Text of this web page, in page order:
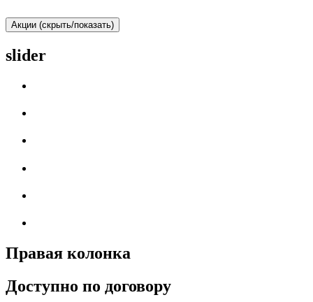
Акции (скрыть/показать)
slider
Правая колонка
Доступно по договору